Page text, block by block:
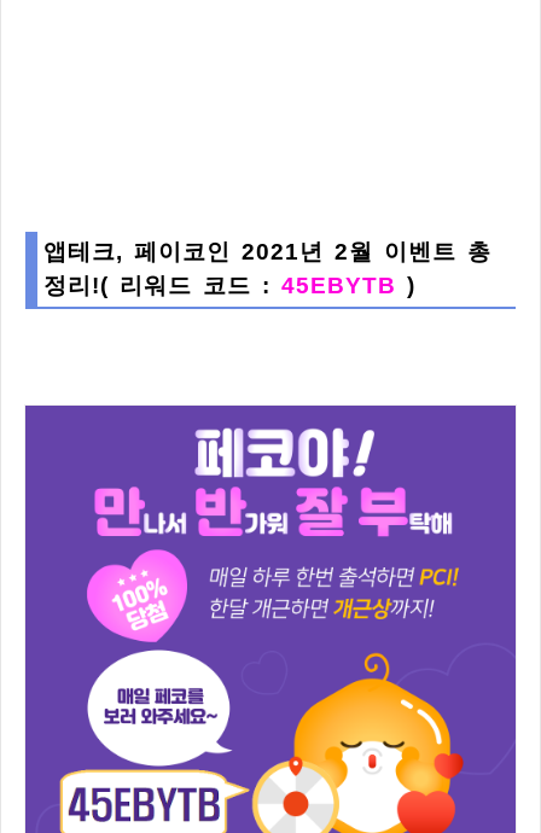
앱테크, 페이코인 2021년 2월 이벤트 총
정리!( 리워드 코드 : 45EBYTB )